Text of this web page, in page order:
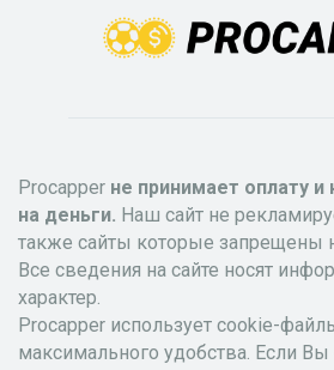
Procapper не принимает оплату и
на деньги. Наш сайт не
также сайты которые запрещены
Все сведения на сайте носят
характер.
Procapper использует cookie-
максимального удобства. Если Вы